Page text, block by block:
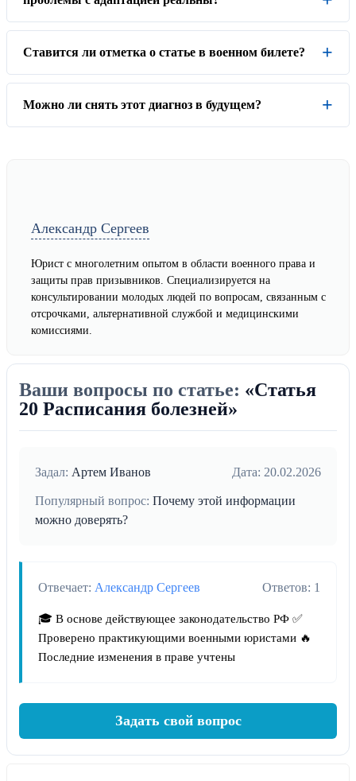
Ставится ли отметка о статье в военном билете?
Можно ли снять этот диагноз в будущем?
Александр Сергеев
Юрист с многолетним опытом в области военного права и
защиты прав призывников. Специализируется на
консультировании молодых людей по вопросам, связанным с
отсрочками, альтернативной службой и медицинскими
комиссиями.
Ваши вопросы по статье: «Статья
20 Расписания болезней»
Задал: Артем Иванов Дата: 20.02.2026
Популярный вопрос: Почему этой информации
можно доверять?
Отвечает: Александр Сергеев Ответов: 1
🎓 В основе действующее законодательство РФ ✅
Проверено практикующими военными юристами 🔥
Последние изменения в праве учтены
Задать свой вопрос